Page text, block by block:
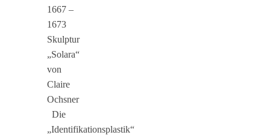
1667 –
1673
Skulptur
„Solara“
von
Claire
Ochsner
Die
„Identifikationsplastik“